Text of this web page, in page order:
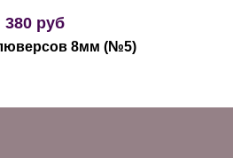
380 руб
8мм (№5)